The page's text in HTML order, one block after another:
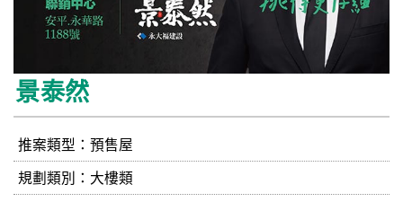
景泰然
推案類型：預售屋
規劃類別：大樓類